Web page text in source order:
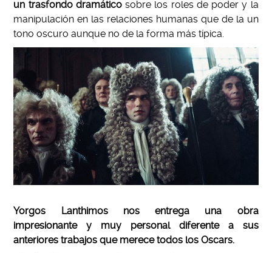
un trasfondo dramáticosobre los roles de poder y la
manipulación en las relaciones humanas que de la un
tono oscuro aunque no de la forma más típica.
Yorgos Lanthimos nos entrega una obra
impresionante y muy personal diferente a sus
anteriores trabajos que merece todos los Oscars.